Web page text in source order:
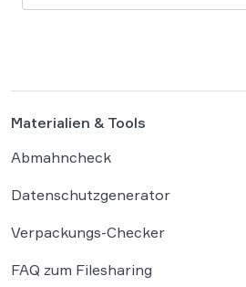
Unternehmensgründungen
Materialien & Tools
Abmahncheck
Datenschutzgenerator
Verpackungs-Checker
FAQ zum Filesharing